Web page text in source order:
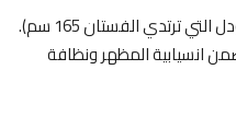
ترتدي الفستان 165 سم).
المظهر ونظافة